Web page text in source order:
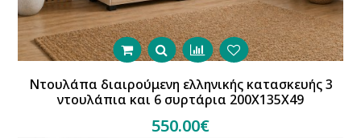
Ντουλάπα διαιρούμενη ελληνικής κατασκευής 3
ντουλάπια και 6 συρτάρια 200Χ135Χ49
550.00€